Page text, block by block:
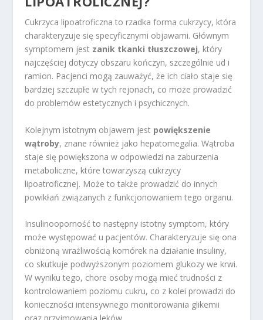
Cukrzyca lipoatroficzna to rzadka forma cukrzycy, która
charakteryzuje się specyficznymi objawami. Głównym
symptomem jest zanik tkanki tłuszczowej, który
najczęściej dotyczy obszaru kończyn, szczególnie ud i
ramion. Pacjenci mogą zauważyć, że ich ciało staje się
bardziej szczupłe w tych rejonach, co może prowadzić
do problemów estetycznych i psychicznych.
Kolejnym istotnym objawem jest powiększenie
wątroby, znane również jako hepatomegalia. Wątroba
staje się powiększona w odpowiedzi na zaburzenia
metaboliczne, które towarzyszą cukrzycy
lipoatroficznej. Może to także prowadzić do innych
powikłań związanych z funkcjonowaniem tego organu.
Insulinooporność to następny istotny symptom, który
może występować u pacjentów. Charakteryzuje się ona
obniżoną wrażliwością komórek na działanie insuliny,
co skutkuje podwyższonym poziomem glukozy we krwi.
W wyniku tego, chore osoby mogą mieć trudności z
kontrolowaniem poziomu cukru, co z kolei prowadzi do
konieczności intensywnego monitorowania glikemii